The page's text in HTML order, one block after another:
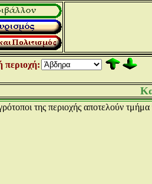
περιοχή:
της περιοχής αποτελούν